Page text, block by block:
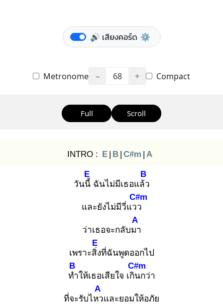
🔊 เสียงคอร์ด ⚙️
Metronome − 68 + Compact
Full Scroll
INTRO : E | B | C#m | A
วันนี้
E
ฉันไม่มีเธอแล้ว
B
และยังไม่มีวี่แวว
C#m
ว่าเธอจะกลับมา
A
เพราะสิ่ง
E
ที่ฉันพูดออกไป
ทำ
B
ให้เธอเสียใจ เกิน
C#m
กว่า
ที่จะรับไหว
A
และยอมให้อภัย